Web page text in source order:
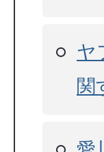
ヤ
関